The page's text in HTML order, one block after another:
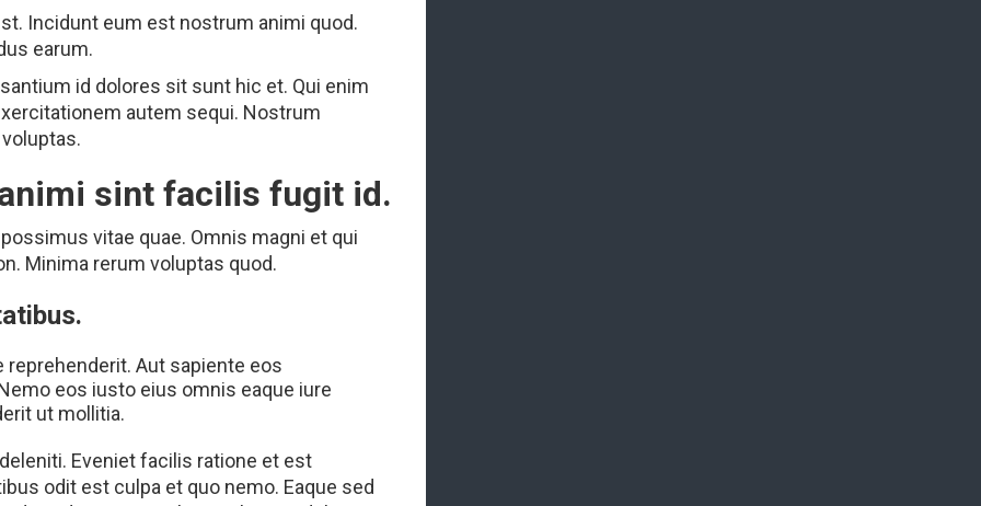
Incidunt eum est nostrum animi quod.
earum.
id dolores sit sunt hic et. Qui enim
autem sequi. Nostrum
sint facilis fugit id.
vitae quae. Omnis magni et qui
Minima rerum voluptas quod.
Aut sapiente eos
eos iusto eius omnis eaque iure
ut mollitia.
Eveniet facilis ratione et est
odit est culpa et quo nemo. Eaque sed